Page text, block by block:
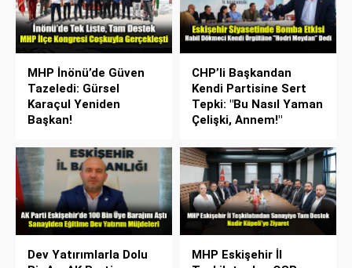
MHP İnönü’de Güven
Tazeledi: Gürsel
Karaçul Yeniden
Başkan!
CHP’li Başkandan
Kendi Partisine Sert
Tepki: "Bu Nasıl Yaman
Çelişki, Annem!"
Dev Yatırımlarla Dolu
MHP Eskişehir İl